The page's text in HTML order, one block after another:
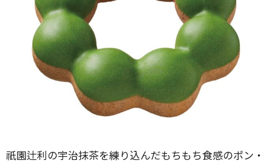
祇園辻利の宇治抹茶を練り込んだもちもち食感のポン・